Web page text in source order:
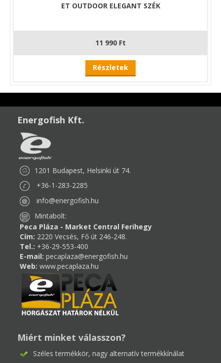
ET OUTDOOR ELEGANT SZÉK
11 990 Ft
Részletek
Energofish Kft.
1201 Budapest, Helsinki út 74.
+36-1-283-2285
info@energofish.hu
Mintabolt:
Peca Pláza - Market Central Ferihegy
Cím: 2220 Vecsés, Fő út 246-248.
Tel.: +36-29-553-400
E-mail: pecaplaza@energofish.hu
Web: www.pecaplaza.hu
Miért minket válasszon?
Széles termékkör, nagy alternatív termékkínálat